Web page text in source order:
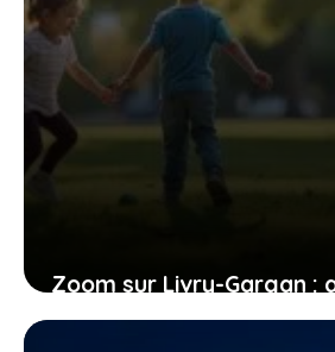
Zoom sur Livry-Gargan :
tensions et des